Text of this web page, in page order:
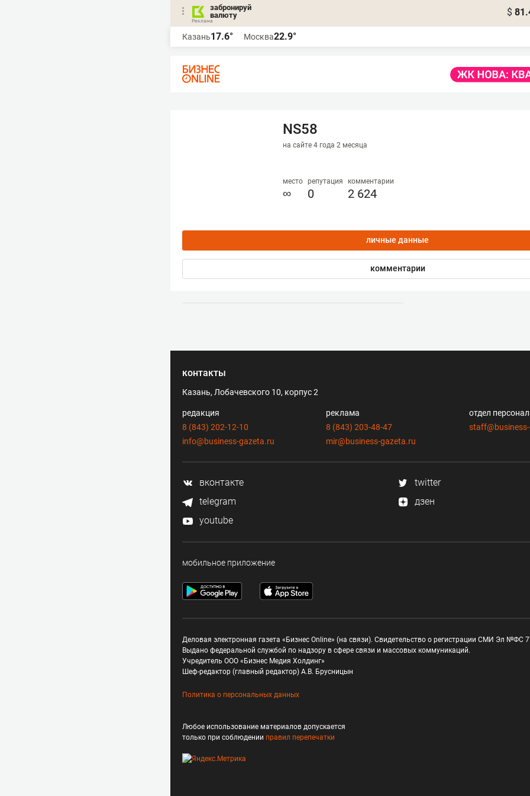
забронируй
валюту
$
Казань17.6° Москва22.9°
NS58
на сайте 4 года 2 месяца
место
∞
репутация
0
комментарии
2 624
личные данные
комментарии
контакты
Казань, Лобачевского 10, корпус 2
редакция
8 (843) 202-12-10
info@business-gazeta.ru
реклама
8 (843) 203-48-47
mir@business-gazeta.ru
отдел
вконтакте
twitter
telegram
дзен
youtube
мобильное приложение
Деловая электронная газета «Бизнес Online» (на связи). Свидетельство о регистрации СМИ Эл №ФС
Выдано федеральной службой по надзору в сфере связи и массовых коммуникаций.
Учредитель ООО «Бизнес Медия Холдинг»
Шеф-редактор (главный редактор) А.В. Брусницын
Политика о персональных данных
Любое использование материалов допускается
только при соблюдении правил перепечатки